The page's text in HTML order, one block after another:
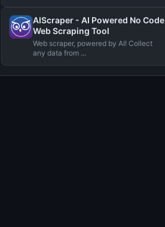
AIScraper - AI Powered No Code
Web Scraping Tool
Web scraper, powered by AI! Collect
any data from ...